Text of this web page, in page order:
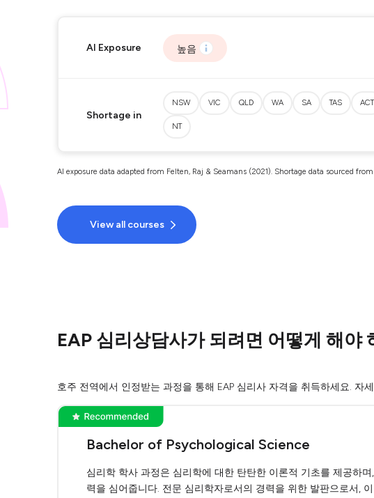
AI Exposure 높음
Shortage in
NSW VIC QLD WA SA TAS ACT
NT
AI exposure data adapted from Felten, Raj & Seamans (2021). Shortage data sourced
View all courses
EAP 심리상담사가 되려면 어떻게 해야
호주 전역에서 인정받는 과정을 통해 EAP 심리사 자격을 취득하세요. 자
Bachelor of Psychological Science
심리학 학사 과정은 심리학에 대한 탄탄한 이론적 기초를 제공하
력을 심어줍니다. 전문 심리학자로서의 경력을 위한 발판으로서,